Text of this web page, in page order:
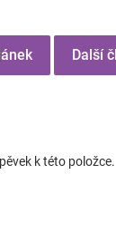
Další
k této položce.